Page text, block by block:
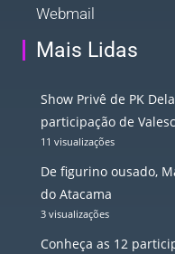
Webmail
Mais Lidas
Show Privê de PK
participação de
11 visualizações
De figurino ousado,
do Atacama
3 visualizações
Conheça as 12